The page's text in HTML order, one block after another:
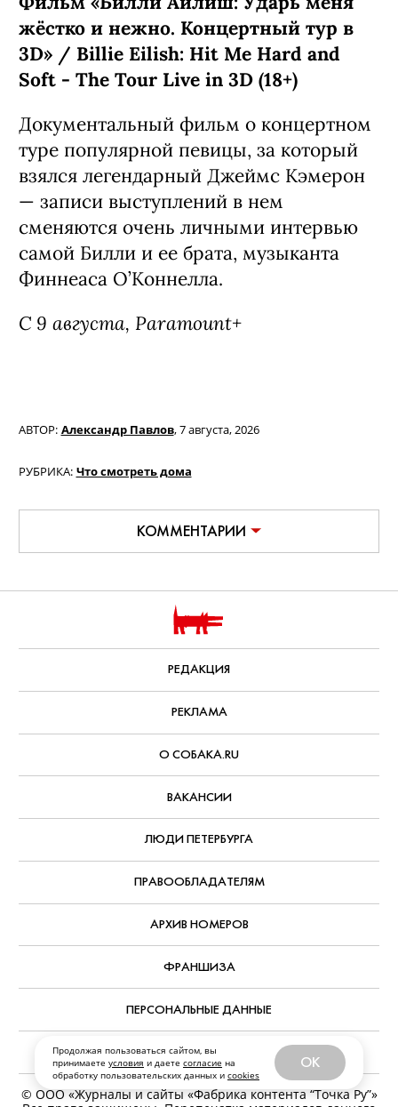
Продолжая пользоваться сайтом, вы
принимаете условия и даете согласие на
обработку пользовательских данных и cookies
OK
C 7 августа, Netflix
Soft - The Tour Live in 3D (18+)
Документальный фильм о концертном
взялся легендарный Джеймс Кэмерон
— записи выступлений в нем
самой Билли и ее брата, музыканта
Финнеаса О’Коннелла.
С 9 августа, Paramount+
АВТОР: Александр Павлов,7 августа, 2026
РУБРИКА: Что смотреть дома
КОММЕНТАРИИ
РЕДАКЦИЯ
РЕКЛАМА
О СОБАКА.RU